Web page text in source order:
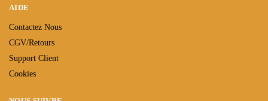
AIDE
Contactez Nous
CGV/Retours
Support Client
Cookies